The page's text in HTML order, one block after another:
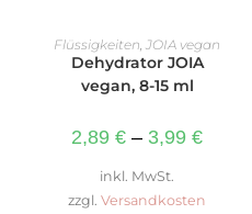
AUSFÜHRUNG WÄHLEN
Flüssigkeiten JOIA vegan
Dehydrator JOIA
vegan, 8-15 ml
2,89 € – 3,99 €
inkl. MwSt.
zzgl. Versandkosten